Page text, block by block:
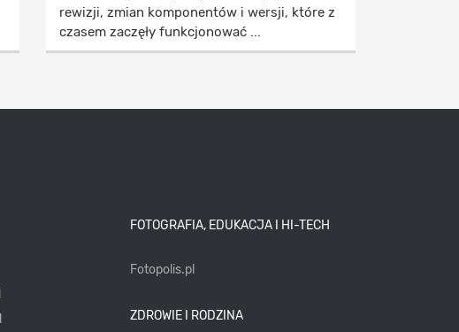
rewizji, zmian komponentów i wersji, które z
czasem zaczęły funkcjonować ...
FOTOGRAFIA, EDUKACJA I HI-TECH
Fotopolis.pl
ZDROWIE I RODZINA